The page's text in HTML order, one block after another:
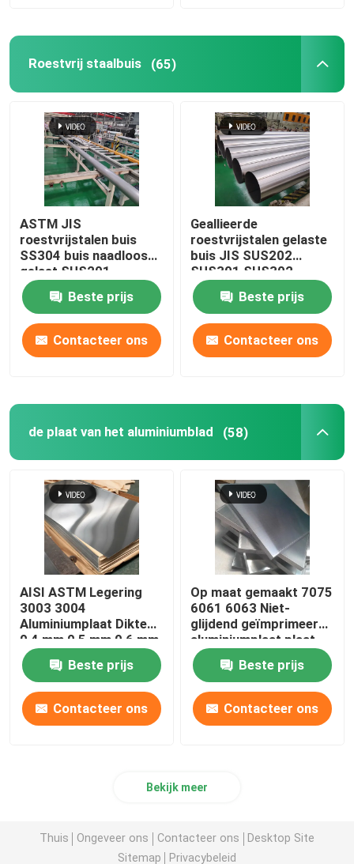
Roestvrij staalbuis (65)
ASTM JIS
roestvrijstalen buis
SS304 buis naadloos
gelast SUS201
SUS304L TP316
Beste prijs
Contacteer ons
Geallieerde
roestvrijstalen gelaste
buis JIS SUS202
SUS301 SUS302
SCH40 naadloos helder
Beste prijs
Contacteer ons
de plaat van het aluminiumblad (58)
AISI ASTM Legering
3003 3004
Aluminiumplaat Dikte
0,4 mm 0,5 mm 0,6 mm
Beste prijs
Contacteer ons
Op maat gemaakt 7075
6061 6063 Niet-
glijdend geïmprimeerd
aluminiumplaat plaat
legeringsmetaal
Beste prijs
Contacteer ons
Bekijk meer
Thuis Ongeveer ons Contacteer ons
Desktop Site
Sitemap
Privacybeleid